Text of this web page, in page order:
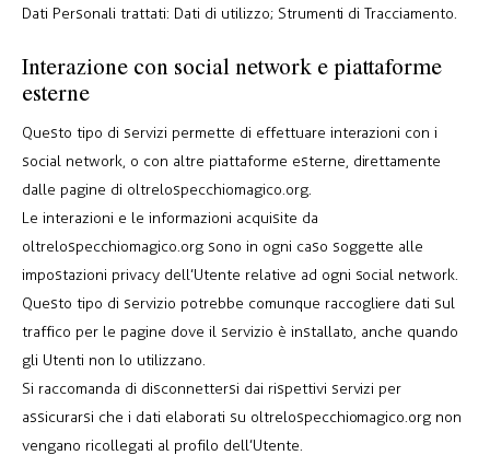
Dati Personali trattati: Dati di utilizzo; Strumenti di Tracciamento.
Interazione con social network e piattaforme
esterne
Questo tipo di servizi permette di effettuare interazioni con i
social network, o con altre piattaforme esterne, direttamente
dalle pagine di oltrelospecchiomagico.org.
Le interazioni e le informazioni acquisite da
oltrelospecchiomagico.org sono in ogni caso soggette alle
impostazioni privacy dell’Utente relative ad ogni social network.
Questo tipo di servizio potrebbe comunque raccogliere dati sul
traffico per le pagine dove il servizio è installato, anche quando
gli Utenti non lo utilizzano.
Si raccomanda di disconnettersi dai rispettivi servizi per
assicurarsi che i dati elaborati su oltrelospecchiomagico.org non
vengano ricollegati al profilo dell’Utente.